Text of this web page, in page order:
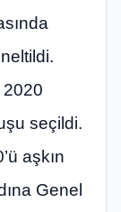
2020
seçildi.
aşkın
Genel